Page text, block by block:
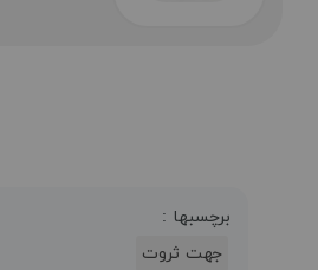
برچسبها :
جهت ثروت